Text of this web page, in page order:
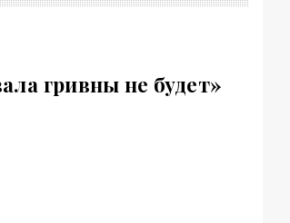
гривны не будет»